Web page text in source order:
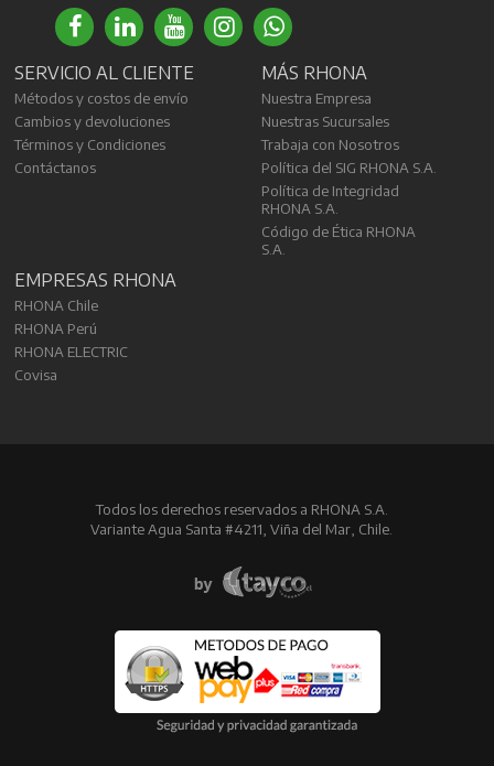
SERVICIO AL CLIENTE
Métodos y costos de envío
Cambios y devoluciones
Términos y Condiciones
Contáctanos
MÁS RHONA
Nuestra Empresa
Nuestras Sucursales
Trabaja con Nosotros
Política del SIG RHONA S.A.
Política de Integridad
RHONA S.A.
Código de Ética RHONA
S.A.
EMPRESAS RHONA
RHONA Chile
RHONA Perú
RHONA ELECTRIC
Covisa
Todos los derechos reservados a RHONA S.A.
Variante Agua Santa #4211, Viña del Mar, Chile.